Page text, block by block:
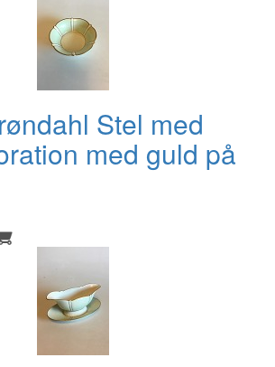
Stel med
med guld på